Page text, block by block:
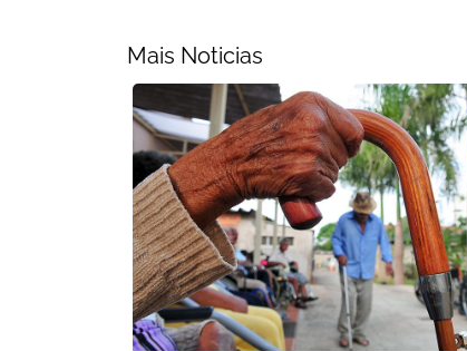
Mais Noticias